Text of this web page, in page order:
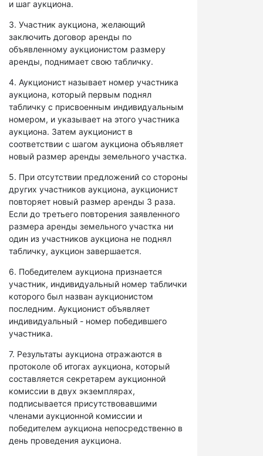
и шаг аукциона.
3. Участник аукциона, желающий
заключить договор аренды по
объявленному аукционистом размеру
аренды, поднимает свою табличку.
4. Аукционист называет номер участника
аукциона, который первым поднял
табличку с присвоенным индивидуальным
номером, и указывает на этого участника
аукциона. Затем аукционист в
соответствии с шагом аукциона объявляет
новый размер аренды земельного участка.
5. При отсутствии предложений со стороны
других участников аукциона, аукционист
повторяет новый размер аренды 3 раза.
Если до третьего повторения заявленного
размера аренды земельного участка ни
один из участников аукциона не поднял
табличку, аукцион завершается.
6. Победителем аукциона признается
участник, индивидуальный номер таблички
которого был назван аукционистом
последним. Аукционист объявляет
индивидуальный - номер победившего
участника.
7. Результаты аукциона отражаются в
протоколе об итогах аукциона, который
составляется секретарем аукционной
комиссии в двух экземплярах,
подписывается присутствовавшими
членами аукционной комиссии и
победителем аукциона непосредственно в
день проведения аукциона.